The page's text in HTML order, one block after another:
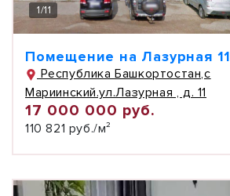
1/11
Помещение на Лазурная 11
Республика Башкортостан,с
Мариинский.ул.Лазурная , д. 11
17 000 000 руб.
110 821 руб./м²